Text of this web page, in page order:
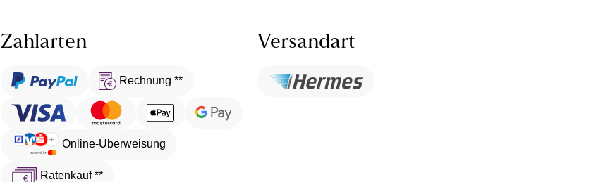
Zahlarten
Rechnung **
Online-Überweisung
Ratenkauf **
Versandart